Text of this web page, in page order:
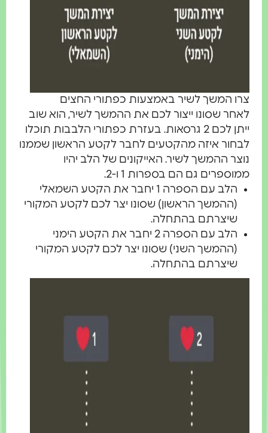
המשך לשיר באמצעות כפתורי החצים
שסונו ייצור לכם את ההמשך לשיר, הוא שוב
ייתן לכם 2 גרסאות. בעזרת כפתורי הלבבות תוכלו
איזה מהקטעים לחבר לקטע הראשון שממנו
ההמשך לשיר. האייקונים של הלב יהיו
גם הם בספרות 1 ו-2.
הלב עם הספרה 1 יחבר את הקטע השמאלי
(ההמשך הראשון) שסונו יצר לכם לקטע המקורי
שיצרתם בהתחלה.
הלב עם הספרה 2 יחבר את הקטע הימני
(ההמשך השני) שסונו יצר לכם לקטע המקורי
שיצרתם בהתחלה.